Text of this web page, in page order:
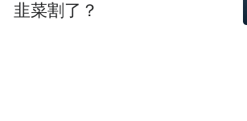
韭菜割了？